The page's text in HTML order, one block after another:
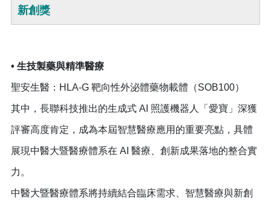
新創獎
• 生技製藥與精準醫療
聖安生醫：HLA-G 靶向性外泌體藥物載體（SOB100）
其中，長聯科技推出的生成式 AI 照護機器人「愛寶」深獲
評審高度肯定，成為本屆智慧醫療應用的重要亮點，具體
展現中醫大暨醫療體系在 AI 醫療、創新成果落地的整合實
力。
中醫大暨醫療體系將持續結合臨床需求、智慧醫療與新創